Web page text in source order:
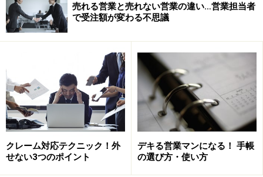
だし、お礼状を書き続けることによって、優秀な成績を
誇る営業マンがいらっしゃるのも事実です。
売れる営業と売れない営業の違い…営業担当者
で受注額が変わる不思議
クレーム対応テクニック！外
せない3つのポイント
デキる営業マンになる！ 手帳
の選び方・使い方